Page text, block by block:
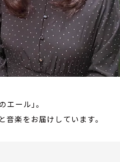
ール」。
音楽をお届けしています。